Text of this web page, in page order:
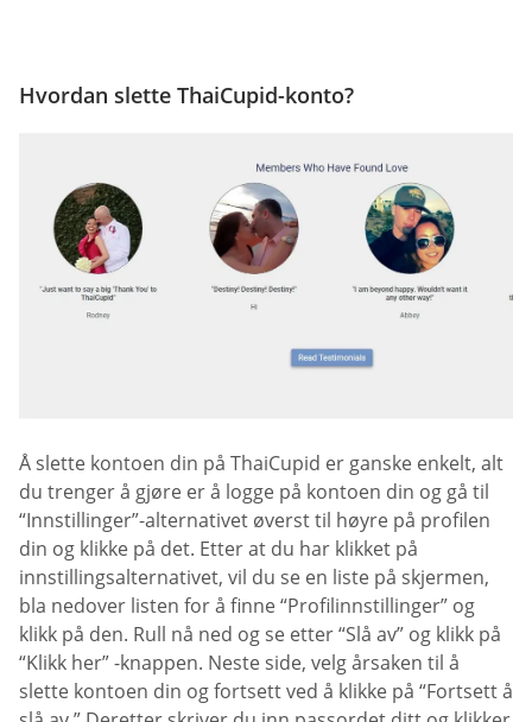
Hvordan slette ThaiCupid-konto?
Å slette kontoen din på ThaiCupid er ganske enkelt, alt
du trenger å gjøre er å logge på kontoen din og gå til
“Innstillinger”-alternativet øverst til høyre på profilen
din og klikke på det. Etter at du har klikket på
innstillingsalternativet, vil du se en liste på skjermen,
bla nedover listen for å finne “Profilinnstillinger” og
klikk på den. Rull nå ned og se etter “Slå av” og klikk på
“Klikk her” -knappen. Neste side, velg årsaken til å
slette kontoen din og fortsett ved å klikke på “Fortsett å